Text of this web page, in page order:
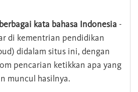
kata bahasa Indonesia -
di kementrian pendidikan
didalam situs ini, dengan
pencarian ketikkan apa yang
muncul hasilnya.